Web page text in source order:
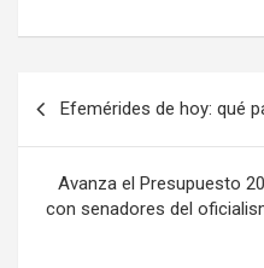
entradas
Efemérides de hoy: qué
Avanza el Presupuesto
con senadores del